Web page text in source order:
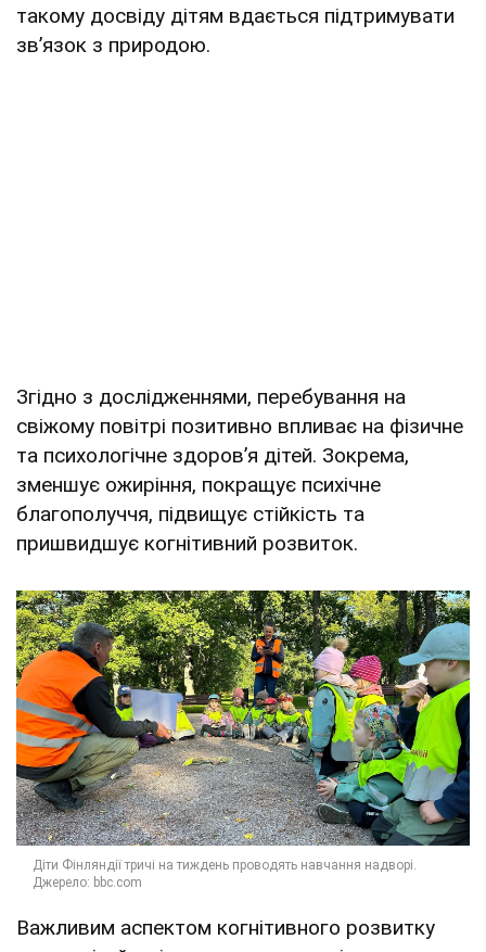
такому досвіду дітям вдається підтримувати
звʼязок з природою.
Згідно з дослідженнями, перебування на
свіжому повітрі позитивно впливає на фізичне
та психологічне здоровʼя дітей. Зокрема,
зменшує ожиріння, покращує психічне
благополуччя, підвищує стійкість та
пришвидшує когнітивний розвиток.
Важливим аспектом когнітивного розвитку